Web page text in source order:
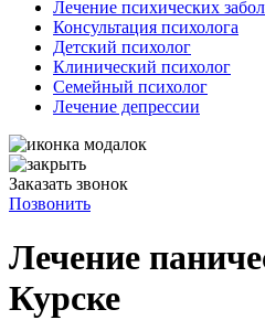
Лечение психических
Консультация психолога
Детский психолог
Клинический психолог
Семейный психолог
Лечение депрессии
Заказать звонок
Позвонить
Лечение
Курске